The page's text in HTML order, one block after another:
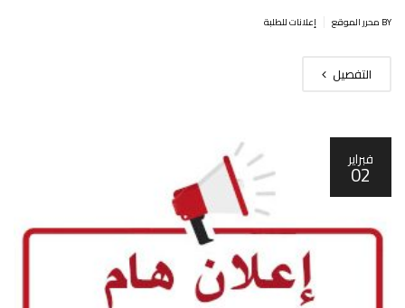
BY محرر الموقع إعلانات للطلبة
التفصيل
فبراير
02